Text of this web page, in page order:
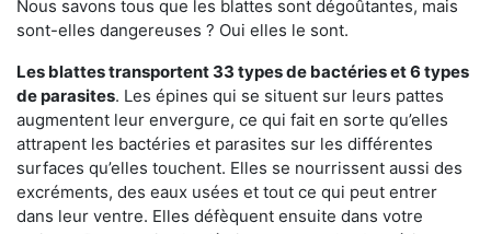
Nous savons tous que les blattes sont dégoûtantes, mais
sont-elles dangereuses ? Oui elles le sont.
Les blattes transportent 33 types de bactéries et 6 types
de parasites. Les épines qui se situent sur leurs pattes
augmentent leur envergure, ce qui fait en sorte qu’elles
attrapent les bactéries et parasites sur les différentes
surfaces qu’elles touchent. Elles se nourrissent aussi des
excréments, des eaux usées et tout ce qui peut entrer
dans leur ventre. Elles défèquent ensuite dans votre